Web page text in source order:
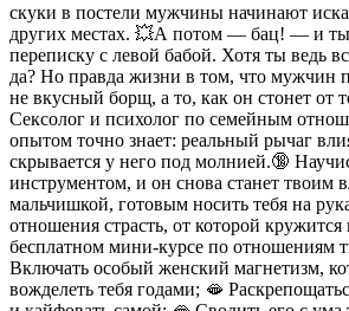
скуки в постели мужчины начинают
других местах. 💥А потом — бац! — и
переписку с левой бабой. Хотя ты ведь
да? Но правда жизни в том, что мужчин
не вкусный борщ, а то, как он стонет от
Сексолог и психолог по семейным
опытом точно знает: реальный рычаг
скрывается у него под молнией.🔞
инструментом, и он снова станет твоим
мальчишкой, готовым носить тебя на
отношения страсть, от которой кружится
бесплатном мини-курсе по отношениям
Включать особый женский магнетизм,
вожделеть тебя годами; 🫦